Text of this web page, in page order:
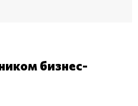
бизнес-